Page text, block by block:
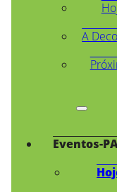
A
Eventos-